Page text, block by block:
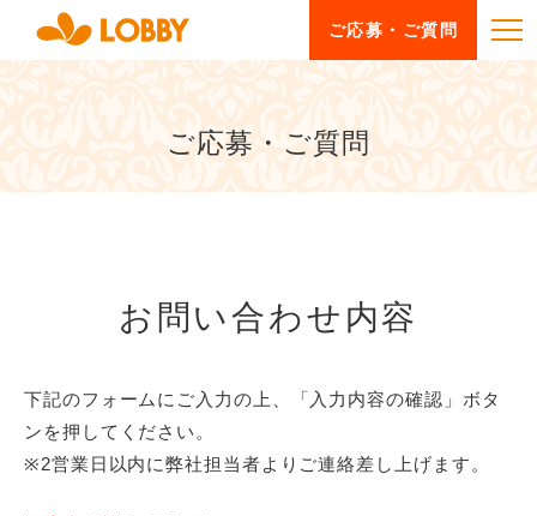
ご応募・ご質問
ご応募・ご質問
お問い合わせ内容
下記のフォームにご入力の上、「入力内容の確認」ボタ
ンを押してください。
※2営業日以内に弊社担当者よりご連絡差し上げます。